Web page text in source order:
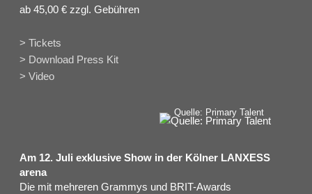
ab 45,00 € zzgl. Gebühren
> Tickets
> Download Press Kit
> Video
Quelle: Primary Talent
Am 12. Juli exklusive Show in der Kölner LANXESS
arena
Die mit mehreren Grammys und BRIT-Awards